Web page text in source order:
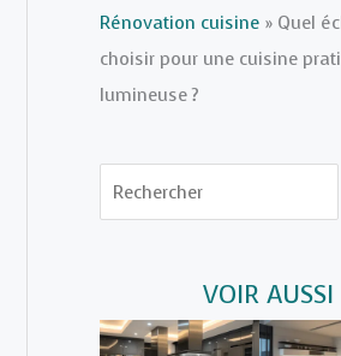
Rénovation cuisine »Quel
choisir pour une cuisine
lumineuse ?
Rechercher
VOIR AUSSI